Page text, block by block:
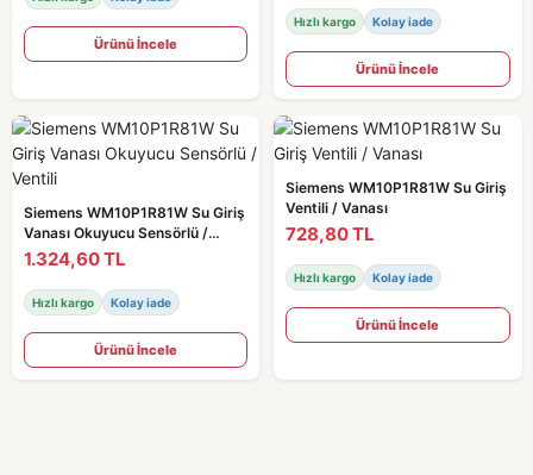
Ürünü İncele
Hızlı kargo Kolay iade
Ürünü İncele
Siemens WM10P1R81W Su Giriş
Vanası Okuyucu Sensörlü /
Ventili
1.324,60 TL
Hızlı kargo Kolay iade
Ürünü İncele
Siemens WM10P1R81W Su Giriş
Ventili / Vanası
728,80 TL
Hızlı kargo Kolay iade
Ürünü İncele